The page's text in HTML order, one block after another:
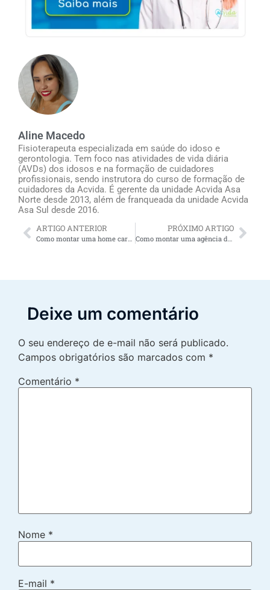
Aline Macedo
Fisioterapeuta especializada em saúde do idoso e
gerontologia. Tem foco nas atividades de vida diária
(AVDs) dos idosos e na formação de cuidadores
profissionais, sendo instrutora do curso de formação de
cuidadores da Acvida. É gerente da unidade Acvida Asa
Norte desde 2013, além de franqueada da unidade Acvida
Asa Sul desde 2016.
ARTIGO ANTERIOR PRÓXIMO ARTIGO
Deixe um comentário
O seu endereço de e-mail não será publicado.
Campos obrigatórios são marcados com *
Comentário *
Nome *
E-mail *